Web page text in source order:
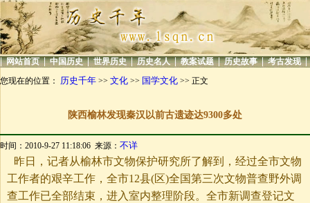
| 网站首页 | 中国历史 | 世界历史 | 历史名人 | 教案试题 | 历史故事 | 考古发现 |
您现在的位置： 历史千年 >> 文化 >> 国学文化 >> 正文
陕西榆林发现秦汉以前古遗迹达9300多处
时间：2010-9-27 11:18:06 来源： 不详
昨日，记者从榆林市文物保护研究所了解到，经过全市文物
工作者的艰辛工作，全市12县(区)全国第三次文物普查野外调
查工作已全部结束，进入室内整理阶段。全市新调查登记文